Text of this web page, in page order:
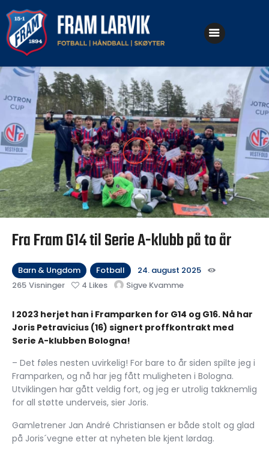
Fotball
Håndball
Skøyter
Fra Fram G14 til Serie A-klubb på to år
Barn & Ungdom Fotball
24. august 2025
265 Visninger 4 Likes Sigve Kvamme
I 2023 herjet han i Framparken for G14 og G16. Nå har
Joris Petravicius (16) signert proffkontrakt med
Serie A-klubben Bologna!
– Det føles nesten uvirkelig! For bare to år siden spilte jeg i
Framparken, og nå har jeg fått muligheten i Bologna.
Utviklingen har gått veldig fort, og jeg er utrolig takknemlig
for all støtte underveis, sier Joris.
Gamletrener Jan André Christiansen er både stolt og glad
på Joris´vegne etter at nyheten ble kjent lørdag.